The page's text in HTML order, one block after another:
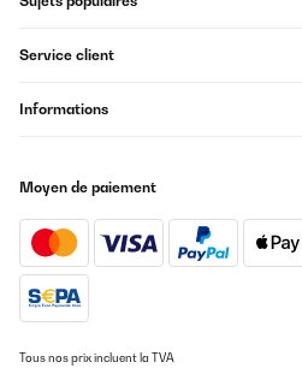
Usuario/a de amazon
Amazon-Benutzer
Traduire
Service client
Informations
Moyen de paiement
Tous nos prix incluent la TVA